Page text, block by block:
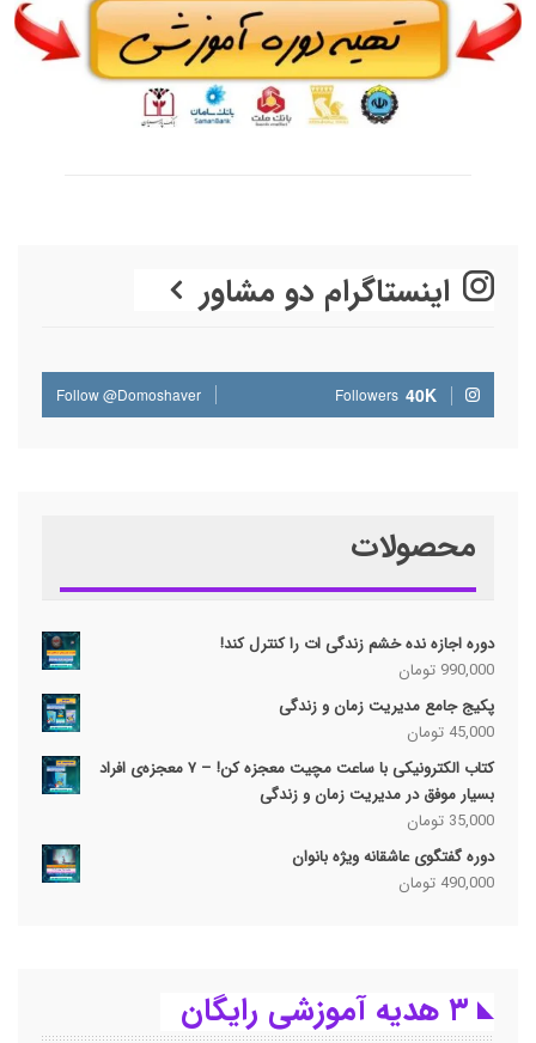
اینستاگرام دو مشاور
40K
Followers
Follow @Domoshaver
محصولات
دوره اجازه نده خشم زندگی ات را کنترل کند!
990,000 تومان
پکیج جامع مدیریت زمان و زندگی
45,000 تومان
کتاب الکترونیکی با ساعت مچیت معجزه کن! – ۷ معجزه‌ی افراد
بسیار موفق در مدیریت زمان و زندگی
35,000 تومان
دوره گفتگوی عاشقانه ویژه بانوان
490,000 تومان
۳ هدیه آموزشی رایگان